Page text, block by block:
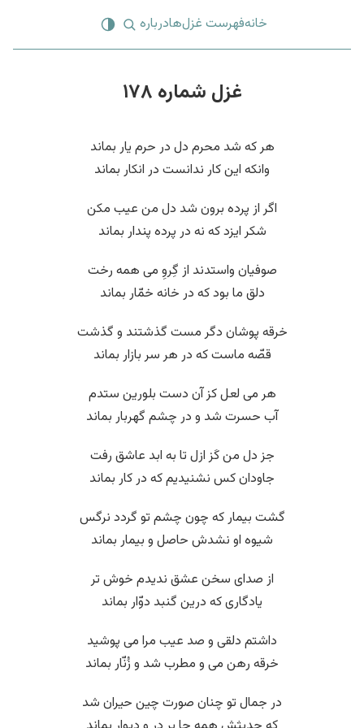
خانهفهرست غزل‌هادرباره
غزل شماره ۱۷۸
هر که شد محرم دل در حرم یار بماند
وانکه این کار ندانست در انکار بماند
اگر از پرده برون شد دل من عیب مکن
شکر ایزد که نه در پرده پندار بماند
صوفیان واستدند از گِروِ می همه رخت
دلق ما بود که در خانه خمّار بماند
خرقه پوشان دگر مست گذشتند و گذشت
قصّه ماست که در هر سر بازار بماند
هر می لعل کز آن دست بلورین ستدم
آب حسرت شد و در چشم گهربار بماند
جز دل من کَز ازل تا به ابد عاشق رفت
جاودان کس نشنیدیم که در کار بماند
گشت بیمار که چون چشم تو گردد نرگس
شیوه او نشدش حاصل و بیمار بماند
از صدای سخن عشق ندیدم خوش تر
یادگاری که درین گنبد دوّار بماند
داشتم دلقی و صد عیب مرا می پوشید
خرقه رهن می و مطرب شد و زُنّار بماند
در جمال تو چنان صورت چین حیران شد